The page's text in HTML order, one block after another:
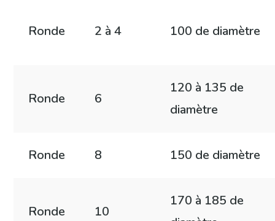
Ronde 2 à 4 100 de diamètre
Ronde 6
120 à 135 de
diamètre
Ronde 8 150 de diamètre
Ronde 10
170 à 185 de